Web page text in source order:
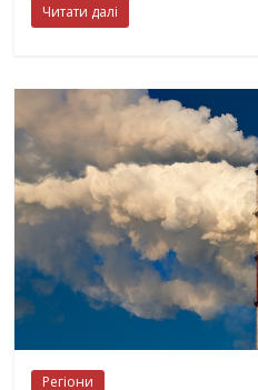
Читати далі
Регіони